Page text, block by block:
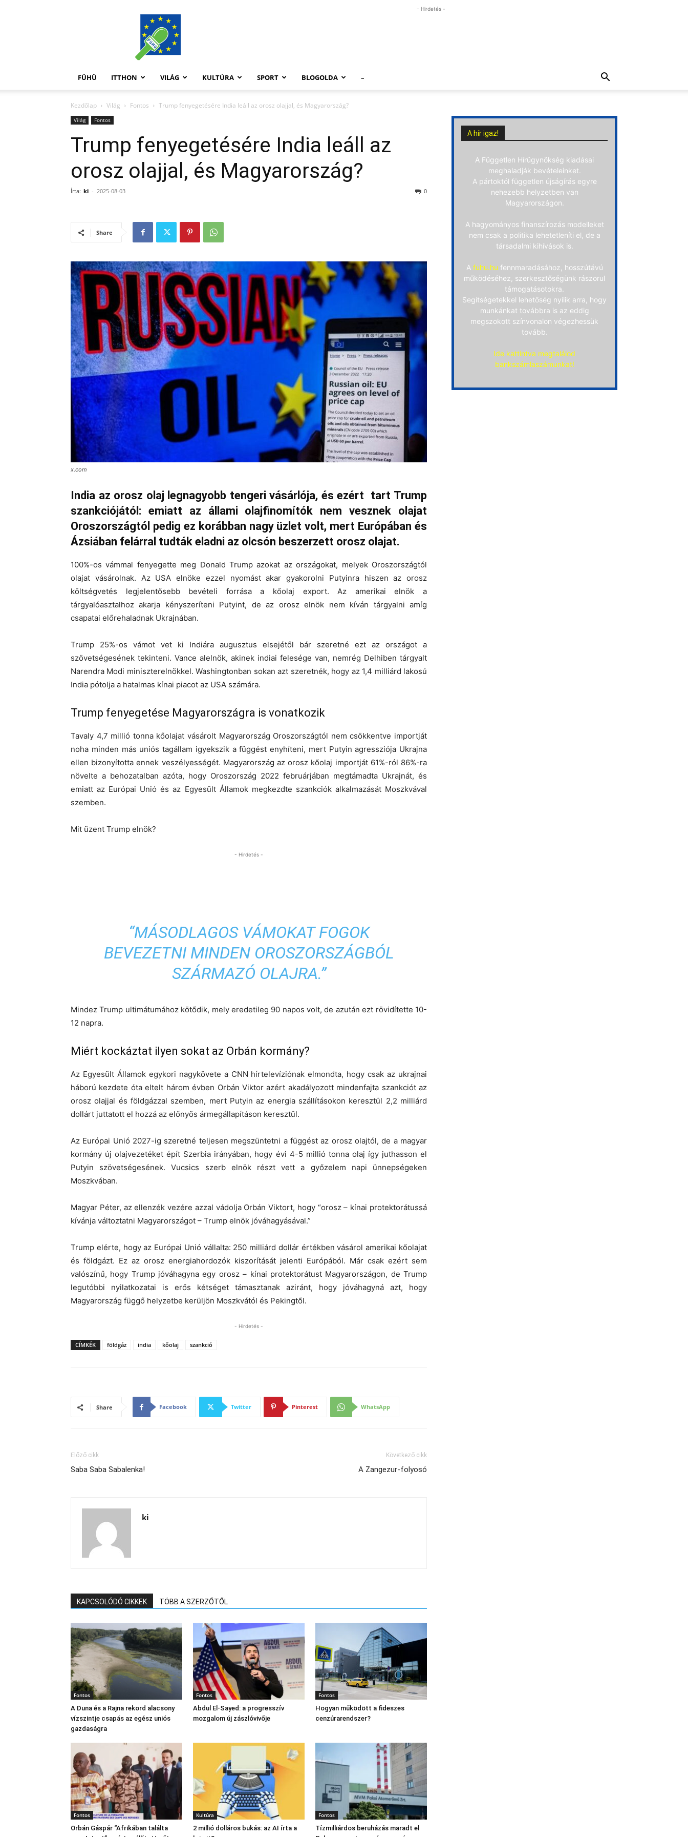
FüHü
- Hirdetés -
FÜHÜ ITTHON VILÁG KULTÚRA SPORT BLOGOLDA –
Kezdőlap Világ Fontos Trump fenyegetésére India leáll az orosz olajjal, és Magyarország?
Világ Fontos
Trump fenyegetésére India leáll az
orosz olajjal, és Magyarország?
Írta: ki - 2025-08-03 0
Share
x.com
India az orosz olaj legnagyobb tengeri vásárlója, és ezért tart Trump
szankciójától: emiatt az állami olajfinomítók nem vesznek olajat
Oroszországtól pedig ez korábban nagy üzlet volt, mert Európában és
Ázsiában felárral tudták eladni az olcsón beszerzett orosz olajat.
100%-os vámmal fenyegette meg Donald Trump azokat az országokat, melyek Oroszországtól
olajat vásárolnak. Az USA elnöke ezzel nyomást akar gyakorolni Putyinra hiszen az orosz
költségvetés legjelentősebb bevételi forrása a kőolaj export. Az amerikai elnök a
tárgyalóasztalhoz akarja kényszeríteni Putyint, de az orosz elnök nem kíván tárgyalni amíg
csapatai előrehaladnak Ukrajnában.
Trump 25%-os vámot vet ki Indiára augusztus elsejétől bár szeretné ezt az országot a
szövetségesének tekinteni. Vance alelnök, akinek indiai felesége van, nemrég Delhiben tárgyalt
Narendra Modi miniszterelnökkel. Washingtonban sokan azt szeretnék, hogy az 1,4 milliárd lakosú
India pótolja a hatalmas kínai piacot az USA számára.
Trump fenyegetése Magyarországra is vonatkozik
Tavaly 4,7 millió tonna kőolajat vásárolt Magyarország Oroszországtól nem csökkentve importját
noha minden más uniós tagállam igyekszik a függést enyhíteni, mert Putyin agressziója Ukrajna
ellen bizonyította ennek veszélyességét. Magyarország az orosz kőolaj importját 61%-ról 86%-ra
növelte a behozatalban azóta, hogy Oroszország 2022 februárjában megtámadta Ukrajnát, és
emiatt az Európai Unió és az Egyesült Államok megkezdte szankciók alkalmazását Moszkvával
szemben.
Mit üzent Trump elnök?
- Hirdetés -
“MÁSODLAGOS VÁMOKAT FOGOK
BEVEZETNI MINDEN OROSZORSZÁGBÓL
SZÁRMAZÓ OLAJRA.”
Mindez Trump ultimátumához kötődik, mely eredetileg 90 napos volt, de azután ezt rövidítette 10-
12 napra.
Miért kockáztat ilyen sokat az Orbán kormány?
Az Egyesült Államok egykori nagykövete a CNN hírtelevíziónak elmondta, hogy csak az ukrajnai
háború kezdete óta eltelt három évben Orbán Viktor azért akadályozott mindenfajta szankciót az
orosz olajjal és földgázzal szemben, mert Putyin az energia szállításokon keresztül 2,2 milliárd
dollárt juttatott el hozzá az előnyös ármegállapításon keresztül.
Az Európai Unió 2027-ig szeretné teljesen megszüntetni a függést az orosz olajtól, de a magyar
kormány új olajvezetéket épít Szerbia irányában, hogy évi 4-5 millió tonna olaj így juthasson el
Putyin szövetségesének. Vucsics szerb elnök részt vett a győzelem napi ünnepségeken
Moszkvában.
Magyar Péter, az ellenzék vezére azzal vádolja Orbán Viktort, hogy “orosz – kínai protektorátussá
kívánja változtatni Magyarországot – Trump elnök jóváhagyásával.”
Trump elérte, hogy az Európai Unió vállalta: 250 milliárd dollár értékben vásárol amerikai kőolajat
és földgázt. Ez az orosz energiahordozók kiszorítását jelenti Európából. Már csak ezért sem
valószínű, hogy Trump jóváhagyna egy orosz – kínai protektorátust Magyarországon, de Trump
legutóbbi nyilatkozatai is erős kétséget támasztanak aziránt, hogy jóváhagyná azt, hogy
Magyarország függő helyzetbe kerüljön Moszkvától és Pekingtől.
- Hirdetés -
CÍMKÉK földgáz india kőolaj szankció
Share Facebook Twitter Pinterest WhatsApp
Előző cikk
Saba Saba Sabalenka!
Következő cikk
A Zangezur-folyosó
ki
KAPCSOLÓDÓ CIKKEK TÖBB A SZERZŐTŐL
Fontos
A Duna és a Rajna rekord alacsony
vízszintje csapás az egész uniós
gazdaságra
Fontos
Abdul El‑Sayed: a progresszív
mozgalom új zászlóvivője
Fontos
Hogyan működött a fideszes
cenzúrarendszer?
Fontos
Orbán Gáspár “Afrikában találta
Kultúra
2 millió dolláros bukás: az AI írta a
Fontos
Tízmilliárdos beruházás maradt el
A hír igaz!
A Független Hírügynökség kiadásai
meghaladják bevételeinket.
A pártoktól független újságírás egyre
nehezebb helyzetben van
Magyarországon.
A hagyományos finanszírozás modelleket
nem csak a politika lehetetleníti el, de a
társadalmi kihívások is.
A fuhu.hu fennmaradásához, hosszútávú
működéséhez, szerkesztőségünk rászorul
támogatásotokra.
Segítségetekkel lehetőség nyílik arra, hogy
munkánkat továbbra is az eddig
megszokott színvonalon végezhessük
tovább.
Ide kattintva megtalálod
bankszámlaszámunkat!